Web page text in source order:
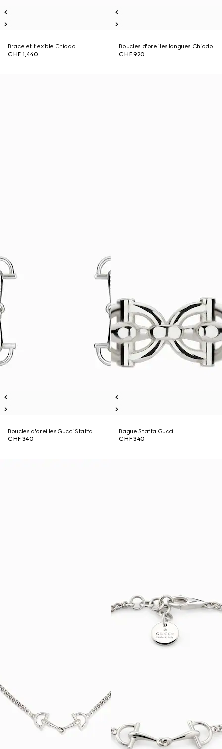
Bracelet flexible Chiodo
CHF 1,440
Boucles d'oreilles longues Chiodo
CHF 920
Boucles d'oreilles Gucci Staffa
CHF 340
Bague Staffa Gucci
CHF 340